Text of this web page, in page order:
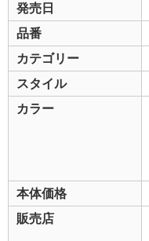
発売日
品番
カテゴリー
スタイル
カラー
本体価格
販売店